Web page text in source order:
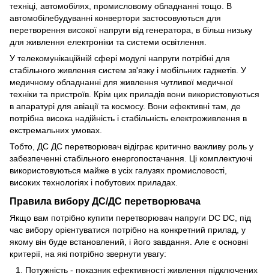
техніці, автомобілях, промисловому обладнанні тощо. В
автомобілебудуванні конвертори застосовуються для
перетворення високої напруги від генератора, в більш низьку
для живлення електроніки та системи освітлення.
У телекомунікаційній сфері модулі напруги потрібні для
стабільного живлення систем зв'язку і мобільних гаджетів. У
медичному обладнанні для живлення чутливої медичної
техніки та пристроїв. Крім цих приладів вони використовуються
в апаратурі для авіації та космосу. Вони ефективні там, де
потрібна висока надійність і стабільність електроживлення в
екстремальних умовах.
Тобто, ДС ДС перетворювач відіграє критично важливу роль у
забезпеченні стабільного енергопостачання. Ці комплектуючі
використовуються майже в усіх галузях промисловості,
високих технологіях і побутових приладах.
Правила вибору ДС/ДС перетворювача
Якщо вам потрібно купити перетворювач напруги DC DC, під
час вибору орієнтуватися потрібно на конкретний прилад, у
якому він буде встановлений, і його завдання. Але є основні
критерії, на які потрібно звернути увагу:
Потужність - показник ефективності живлення підключених